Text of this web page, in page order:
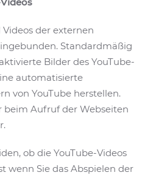
der externen
Standardmäßig
Bilder des YouTube-
automatisierte
von YouTube herstellen.
Aufruf der Webseiten
ob die YouTube-Videos
wenn Sie das Abspielen der